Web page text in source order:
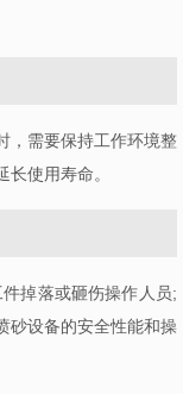
，需要保持工作环境整
使用寿命。
掉落或砸伤操作人员;
砂设备的安全性能和操